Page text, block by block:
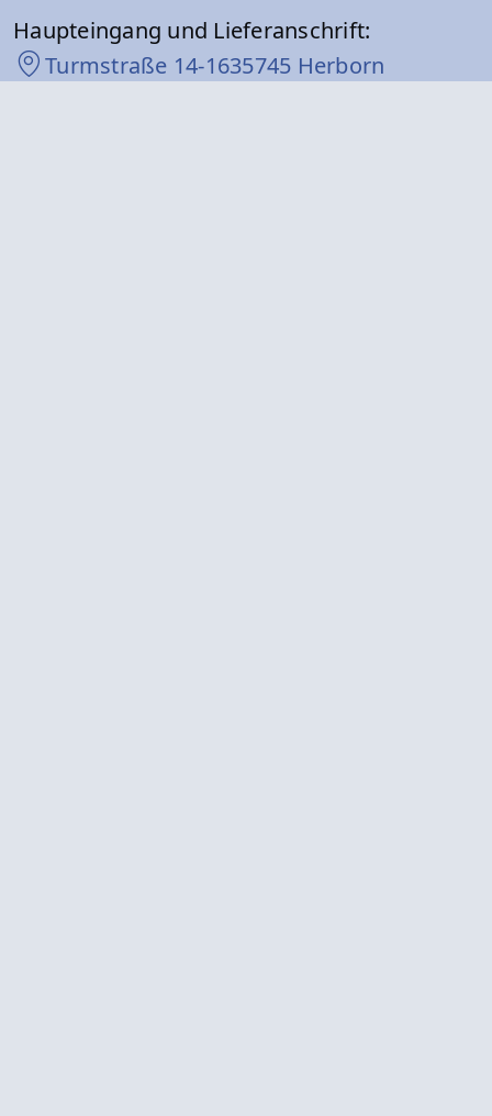
Haupteingang und Lieferanschrift:
Turmstraße 14-1635745 Herborn